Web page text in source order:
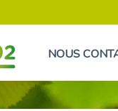
NOUS